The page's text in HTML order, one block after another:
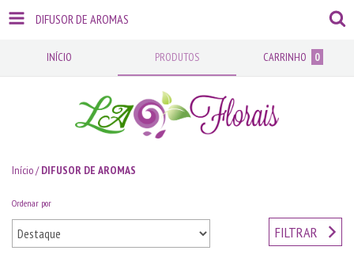
DIFUSOR DE AROMAS
INÍCIO PRODUTOS CARRINHO 0
Início/ DIFUSOR DE AROMAS
Ordenar por
FILTRAR